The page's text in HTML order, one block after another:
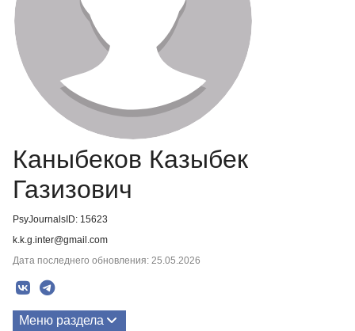
Каныбеков Казыбек
Газизович
PsyJournalsID: 15623
k.k.g.inter@gmail.com
Дата последнего обновления: 25.05.2026
Меню раздела